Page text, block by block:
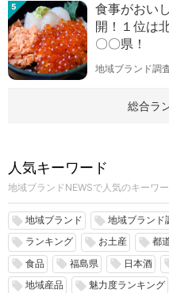
5
食事がおい
開！１位は
〇〇県！
地域ブランド調
総合ラ
人気キーワード
地域ブランドNEWSで人気のキーワ
local_offer 地域ブランド local_offer 地域ブランド
local_offer ランキング local_offer お土産 local_offer 都
local_offer 食品 local_offer 福島県 local_offer 日本酒
local_offer 地域産品 local_offer 魅力度ランキング